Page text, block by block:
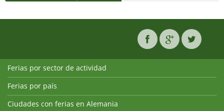
Ferias por sector de actividad
Ferias por país
Ciudades con ferias en Alemania